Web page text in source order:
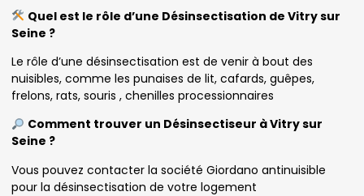
Quel est le rôle d’une Désinsectisation de Vitry sur
Seine ?
Le rôle d’une désinsectisation est de venir à bout des
nuisibles, comme les punaises de lit, cafards, guêpes,
frelons, rats, souris , chenilles processionnaires
Comment trouver un Désinsectiseur à Vitry sur
Seine ?
Vous pouvez contacter la société Giordano antinuisible
pour la désinsectisation de votre logement